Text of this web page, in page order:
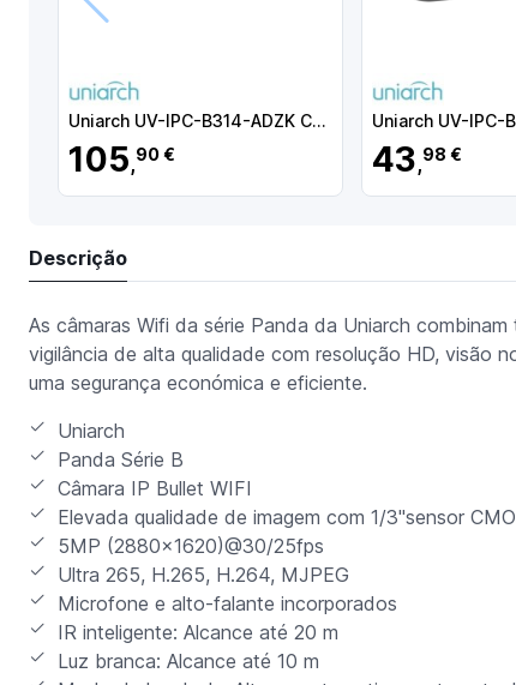
Anterior
Uniarch UV-IPC-B314-ADZK Câmara Bullet IP, 4 MP, 2.8-12 mm, 50 m, PoE, IP67, Áudio, MicroSD, WDR (120 dB), Branco
105,90 € 43,98 €
Descrição
As câmaras Wifi da série Panda da Uniarch
vigilância de alta qualidade com resolução HD, visão
uma segurança económica e eficiente.
Uniarch
Panda Série B
Câmara IP Bullet WIFI
Elevada qualidade de imagem com 1/3"sensor
5MP (2880x1620)@30/25fps
Ultra 265, H.265, H.264, MJPEG
Microfone e alto-falante incorporados
IR inteligente: Alcance até 20 m
Luz branca: Alcance até 10 m